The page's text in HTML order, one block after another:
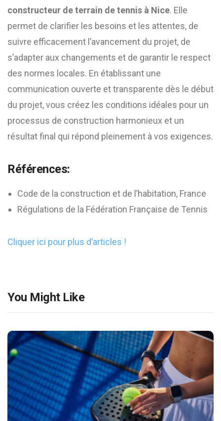
constructeur de terrain de tennis à Nice. Elle
permet de clarifier les besoins et les attentes, de
suivre efficacement l’avancement du projet, de
s’adapter aux changements et de garantir le respect
des normes locales. En établissant une
communication ouverte et transparente dès le début
du projet, vous créez les conditions idéales pour un
processus de construction harmonieux et un
résultat final qui répond pleinement à vos exigences.
Références:
Code de la construction et de l’habitation, France
Régulations de la Fédération Française de Tennis
Cliquer ici pour plus d’articles !
You Might Like